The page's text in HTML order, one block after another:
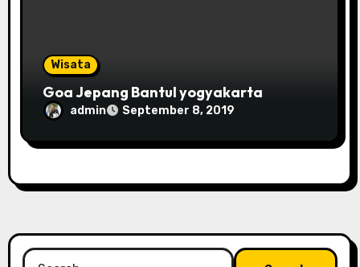
Wisata
Goa Jepang Bantul yogyakarta
admin September 8, 2019
Search